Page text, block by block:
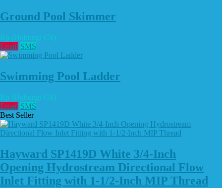
Ground Pool Skimmer
Rp (Hubungi CS)
Email SMS
Swimming Pool Ladder
Rp (Hubungi CS)
Email SMS
Best Seller
Hayward SP1419D White 3/4-Inch
Opening Hydrostream Directional Flow
Inlet Fitting with 1-1/2-Inch MIP Thread